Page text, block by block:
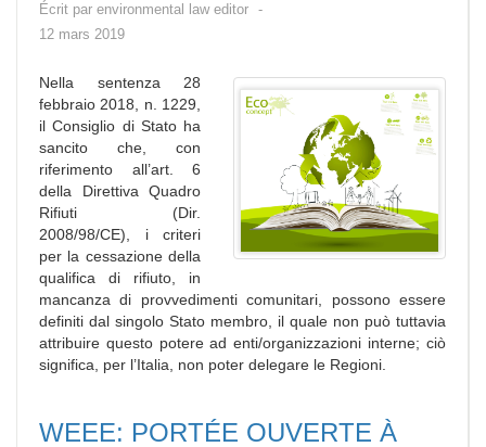
Écrit par environmental law editor
12 mars 2019
Nella sentenza 28
febbraio 2018, n. 1229,
il Consiglio di Stato ha
sancito che, con
riferimento all’art. 6
della Direttiva Quadro
Rifiuti (Dir.
2008/98/CE), i criteri
per la cessazione della
qualifica di rifiuto, in
mancanza di provvedimenti comunitari, possono essere
definiti dal singolo Stato membro, il quale non può tuttavia
attribuire questo potere ad enti/organizzazioni interne; ciò
significa, per l’Italia, non poter delegare le Regioni.
WEEE: PORTÉE OUVERTE À